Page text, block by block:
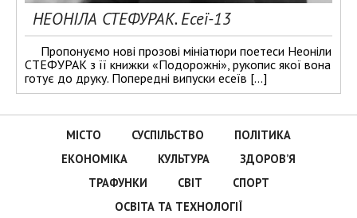
НЕОНІЛА СТЕФУРАК. Есеї-13
Пропонуємо нові прозові мініатюри поетеси Неоніли
СТЕФУРАК з її книжки «Подорожні», рукопис якої вона
готує до друку. Попередні випуски есеїв […]
МІСТО СУСПІЛЬСТВО
ПОЛІТИКА
ЕКОНОМІКА
КУЛЬТУРА
ЗДОРОВ’Я
ТРАФУНКИ
СВІТ
СПОРТ
ОСВІТА ТА ТЕХНОЛОГІЇ